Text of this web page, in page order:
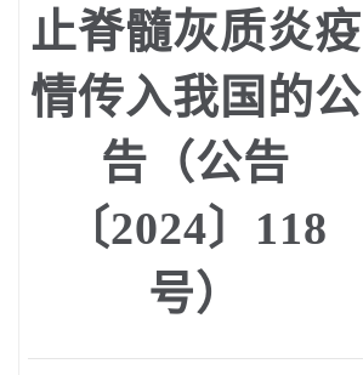
止脊髓灰质炎疫
情传入我国的公
告（公告
〔2024〕118
号）